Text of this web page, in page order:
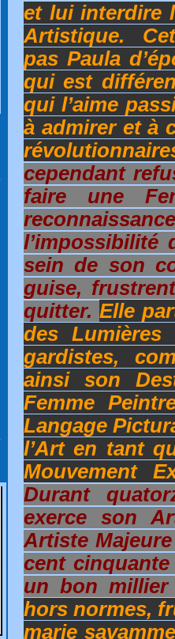
et lui interdire
Artistique.
pas Paula
qui est
qui l’aime
à admirer et à
cependant
faire une
sein de son
guise,
quitter. Elle
des Lumières
gardistes,
ainsi son
Femme
Langage
l’Art en tant
Mouvement
Durant
exerce son
Artiste
cent
un bon
hors normes,
marie